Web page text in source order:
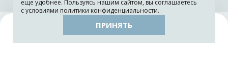
Каталог Остатки тканей
еще удобнее. Пользуясь нашим сайтом, вы соглашаетесь
с условиями политики конфиденциальности.
ПРИНЯТЬ